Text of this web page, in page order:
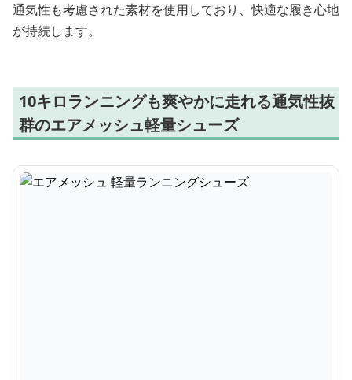
通気性も考慮された素材を使用しており、快適な履き心地
が持続します。
10キロランニングも爽やかに走れる通気性抜
群のエアメッシュ軽量シューズ